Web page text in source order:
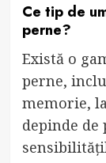
Ce tip de
perne?
Există o
perne,
memorie,
depinde de